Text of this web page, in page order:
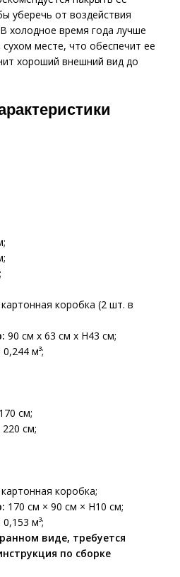
уберечь от воздействия
холодное время года лучше
месте, что обеспечит ее
хороший внешний вид до
коробка (2 шт. в
90 см x 63 см x H43 см;
0,244 м³;
170 см;
220 см;
коробка;
170 см × 90 см × H10 см;
0,153 м³;
виде, требуется
по сборке